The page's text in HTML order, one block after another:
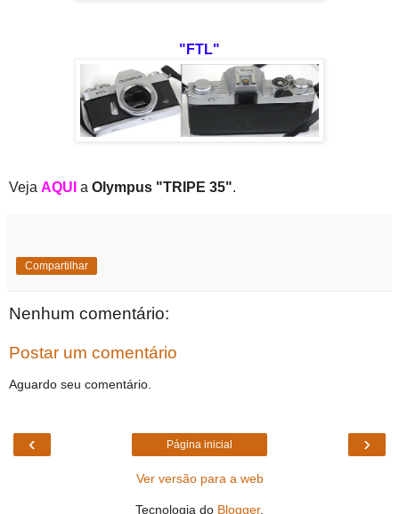
"FTL"
Veja AQUI a Olympus "TRIPE 35".
Compartilhar
Nenhum comentário:
Postar um comentário
Aguardo seu comentário.
‹ ›
Página inicial
Ver versão para a web
Tecnologia do Blogger.